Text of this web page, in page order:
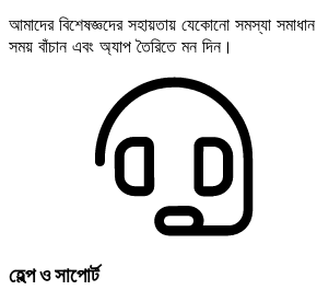
আমাদের বিশেষজ্ঞদের সহায়তায় যেকোনো সমস্যা
সময় বাঁচান এবং অ্যাপ তৈরিতে মন দিন।
হেল্প ও সাপোর্ট